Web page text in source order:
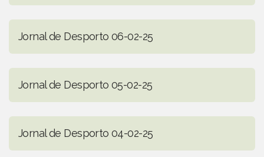
Jornal de Desporto 06-02-25
Jornal de Desporto 05-02-25
Jornal de Desporto 04-02-25